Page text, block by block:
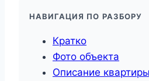
НАВИГАЦИЯ ПО РАЗБОРУ
Кратко
Фото объекта
Описание квартиры